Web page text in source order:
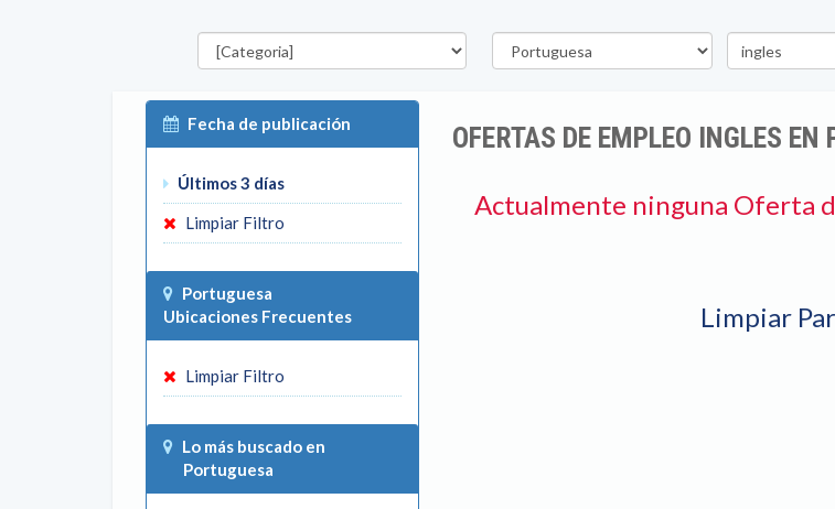
Categorías Estado
Palabra
clave
Fecha de publicación
Últimos 3 días
Limpiar Filtro
Portuguesa
Ubicaciones Frecuentes
Limpiar Filtro
Lo más buscado en
Portuguesa
OFERTAS DE EMPLEO INGLES EN
Actualmente ninguna Oferta
Limpiar